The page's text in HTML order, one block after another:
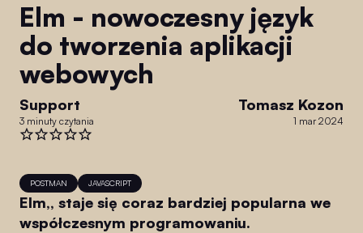
Elm - nowoczesny język
do tworzenia aplikacji
webowych
Support
3 minuty czytania
Tomasz Kozon
1 mar 2024
POSTMAN JAVASCRIPT
Elm,, staje się coraz bardziej popularna we
współczesnym programowaniu.